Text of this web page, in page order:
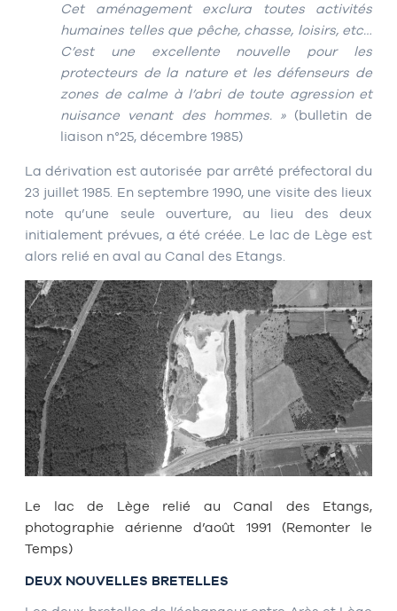
Cet aménagement exclura toutes activités
humaines telles que pêche, chasse, loisirs, etc…
C’est une excellente nouvelle pour les
protecteurs de la nature et les défenseurs de
zones de calme à l’abri de toute agression et
nuisance venant des hommes. »(bulletin de
liaison n°25, décembre 1985)
La dérivation est autorisée par arrêté préfectoral du
23 juillet 1985. En septembre 1990, une visite des lieux
note qu’une seule ouverture, au lieu des deux
initialement prévues, a été créée. Le lac de Lège est
alors relié en aval au Canal des Etangs.
Le lac de Lège relié au Canal des Etangs,
photographie aérienne d’août 1991 (Remonter le
Temps)
DEUX NOUVELLES BRETELLES